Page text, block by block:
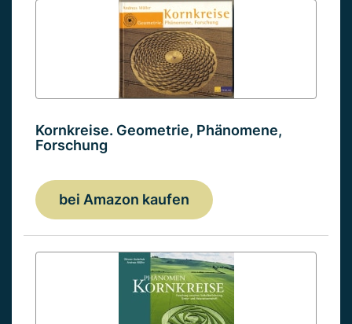
Kornkreise. Geometrie, Phänomene,
Forschung
bei Amazon kaufen